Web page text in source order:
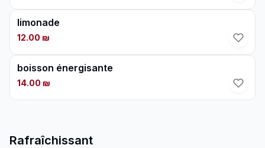
limonade
12.00 ₪
boisson énergisante
14.00 ₪
Rafraîchissant